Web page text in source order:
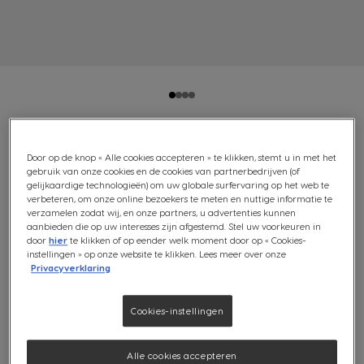
VOORDEELVERPAKKING
LUNGO 3X30 CAPSULES
Evenwichtig & geroosterd
Prijs per kg: €41,37 / kg, incl btw
(6)
Ontdek onder de verrukkelijke cremalaag het heerlijk
Door op de knop « Alle cookies accepteren » te klikken, stemt u in met het
gebruik van onze cookies en de cookies van partnerbedrijven (of
gelijkaardige technologieën) om uw globale surfervaring op het web te
verbeteren, om onze online bezoekers te meten en nuttige informatie te
verzamelen zodat wij, en onze partners, u advertenties kunnen
aanbieden die op uw interesses zijn afgestemd. Stel uw voorkeuren in
doorhier te klikken of op eender welk moment door op « Cookies-
instellingen » op onze website te klikken. Lees meer over onze
Privacyverklaring
Cookies-instellingen
Alle cookies accepteren